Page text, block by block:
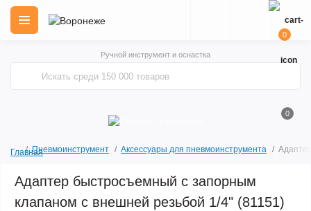
Ручной инструмент и оснастка
0
0
ГлавнаяПневмоинструмент Аксессуары для пневмоинструмента
Адаптер быстросъемный с запорным
клапаном с внешней резьбой 1/4" (81151)